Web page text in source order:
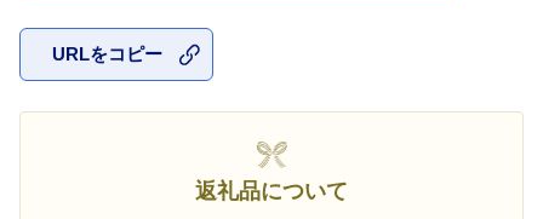
URLをコピー
返礼品について